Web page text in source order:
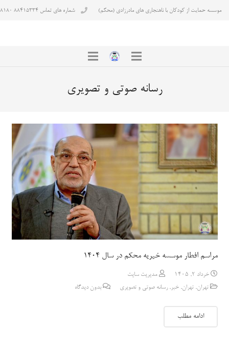
موسسه حمایت از کودکان با ناهنجاری های مادرزادی (محکم) شماره های تماس ۸۸۴۱۵۳۳۴ ۸۸۴۳۸۱۸۰
رسانه صوتی و تصویری
مراسم افطار موسسه خیریه محکم در سال 1404
خرداد 2, 1405
مدیریت سایت
تهران,تهران,خبر,رسانه صوتی و تصویری بدون دیدگاه
ادامه مطلب